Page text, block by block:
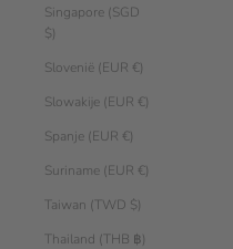
Singapore (SGD
$)
Slovenië (EUR €)
Slowakije (EUR €)
Spanje (EUR €)
Suriname (EUR €)
Taiwan (TWD $)
Thailand (THB ฿)